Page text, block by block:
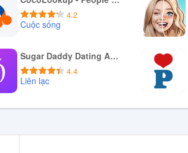
4.2
Cuộc sống
Tải xuống APK Sugar Daddy Dating App - Sudy
4.4
Liên lạc
Tải xuống APK